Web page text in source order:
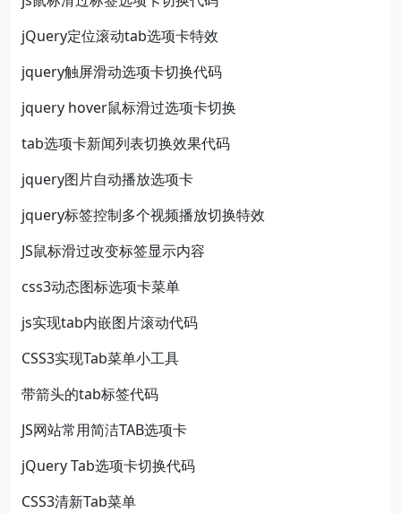
jQuery定位滚动tab选项卡特效
jquery触屏滑动选项卡切换代码
jquery hover鼠标滑过选项卡切换
tab选项卡新闻列表切换效果代码
jquery图片自动播放选项卡
jquery标签控制多个视频播放切换特效
JS鼠标滑过改变标签显示内容
css3动态图标选项卡菜单
js实现tab内嵌图片滚动代码
CSS3实现Tab菜单小工具
带箭头的tab标签代码
JS网站常用简洁TAB选项卡
jQuery Tab选项卡切换代码
CSS3清新Tab菜单